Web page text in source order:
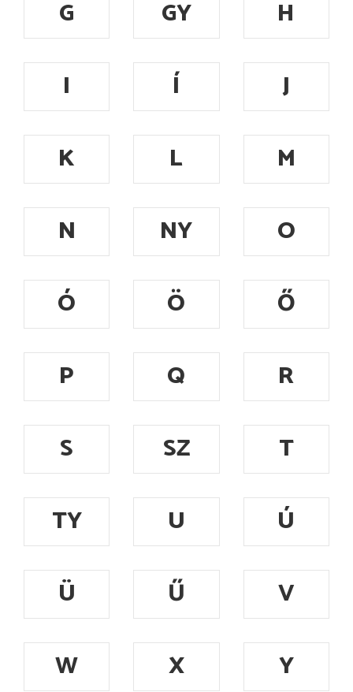
G GY
H
I
Í
J
K
L
M
N
NY
O
Ó
Ö
Ő
P
Q
R
S
SZ
T
TY
U
Ú
Ü
Ű
V
W
X
Y